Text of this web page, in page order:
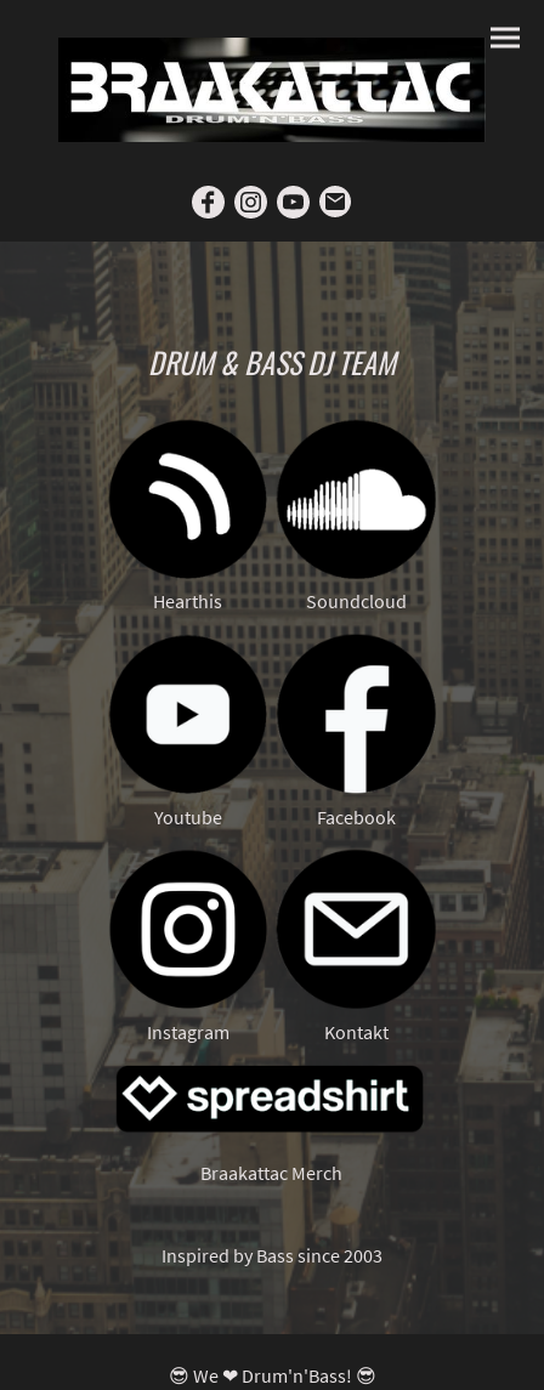
DRUM & BASS DJ TEAM
Hearthis Soundcloud
Youtube Facebook
Instagram Kontakt
Braakattac Merch
Inspired by Bass since 2003
😎 We ❤ Drum'n'Bass! 😎